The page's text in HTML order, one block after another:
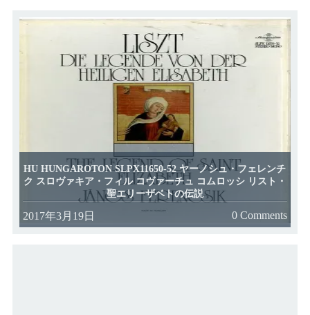
HU HUNGAROTON SLPX11650-52 ヤーノシュ・フェレンチ
ク スロヴァキア・フィル コヴァーチュ コムロッシ リスト・
聖エリーザベトの伝説
2017年3月19日 0 Comments